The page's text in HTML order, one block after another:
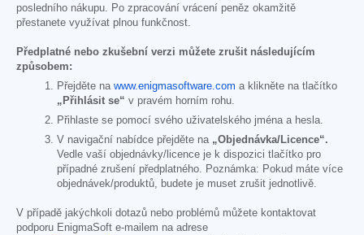
posledního nákupu. Po zpracování vrácení peněz okamžitě
přestanete využívat plnou funkčnost.
Předplatné nebo zkušební verzi můžete zrušit následujícím
způsobem:
Přejděte na www.enigmasoftware.com a klikněte na tlačítko
„Přihlásit se“ v pravém horním rohu.
Přihlaste se pomocí svého uživatelského jména a hesla.
V navigační nabídce přejděte na „Objednávka/Licence“.
Vedle vaší objednávky/licence je k dispozici tlačítko pro
případné zrušení předplatného. Poznámka: Pokud máte více
objednávek/produktů, budete je muset zrušit jednotlivě.
V případě jakýchkoli dotazů nebo problémů můžete kontaktovat
podporu EnigmaSoft e-mailem na adrese